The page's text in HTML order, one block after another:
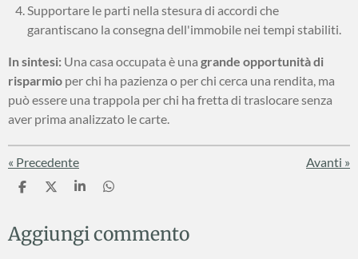
Supportare le parti nella stesura di accordi che
garantiscano la consegna dell'immobile nei tempi stabiliti.
In sintesi: Una casa occupata è una grande opportunità di
risparmio per chi ha pazienza o per chi cerca una rendita, ma
può essere una trappola per chi ha fretta di traslocare senza
aver prima analizzato le carte.
« Precedente Avanti »
C
d
i
C
d
i
C
d
i
C
d
i
Aggiungi commento